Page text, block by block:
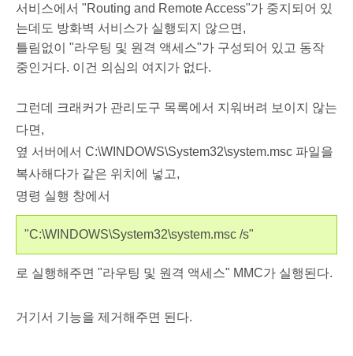
서비스에서 "Routing and Remote Access"가 중지되어 있
는데도 방화벽 서비스가 실행되지 않으면,
틀림없이 "라우팅 및 원격 액세스"가 구성되어 있고 동작
중인거다. 이건 의심의 여지가 없다.
그런데 크래커가 관리도구 목록에서 지워버려 보이지 않는
다면,
옆 서버에서 C:\WINDOWS\System32\system.msc 파일을
복사해다가 같은 위치에 넣고,
명령 실행 창에서
"C:\WINDOWS\System32\system.msc /s"
로 실행해주면 "라우팅 및 원격 액세스" MMC가 실행된다.
거기서 기능을 제거해주면 된다.